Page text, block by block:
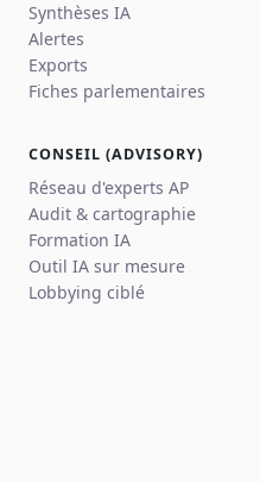
Synthèses IA
Alertes
Exports
Fiches parlementaires
CONSEIL (ADVISORY)
Réseau d'experts AP
Audit & cartographie
Formation IA
Outil IA sur mesure
Lobbying ciblé